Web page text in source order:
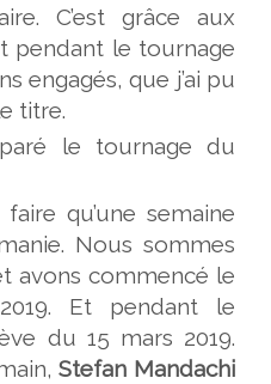
C’est grâce aux
pendant le tournage
engagés, que j’ai pu
titre.
le tournage du
qu’une semaine
Nous sommes
avons commencé le
Et pendant le
du 15 mars 2019.
Stefan Mandachi